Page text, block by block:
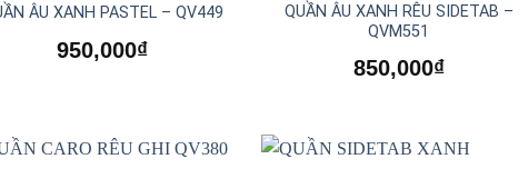
ÂU XANH PASTEL – QV449
950,000₫
QUẦN ÂU XANH RÊU SIDETAB –
QVM551
850,000₫